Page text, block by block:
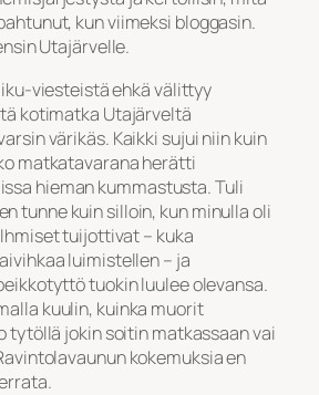
kun viimeksi bloggasin.
Utajärvelle.
viesteistä ehkä välittyy
kotimatka Utajärveltä
värikäs. Kaikki sujui niin kuin
matkatavarana herätti
hieman kummastusta. Tuli
tunne kuin silloin, kun minulla oli
tuijottivat – kuka
luimistellen – ja
tuokin luulee olevansa.
kuulin, kuinka muorit
tytöllä jokin soitin matkassaan vai
kokemuksia en